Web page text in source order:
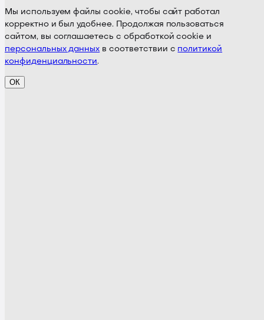
Мы используем файлы cookie, чтобы сайт работал
корректно и был удобнее. Продолжая пользоваться
сайтом, вы соглашаетесь с обработкой cookie и
персональных данных в соответствии с политикой
конфиденциальности.
ОК